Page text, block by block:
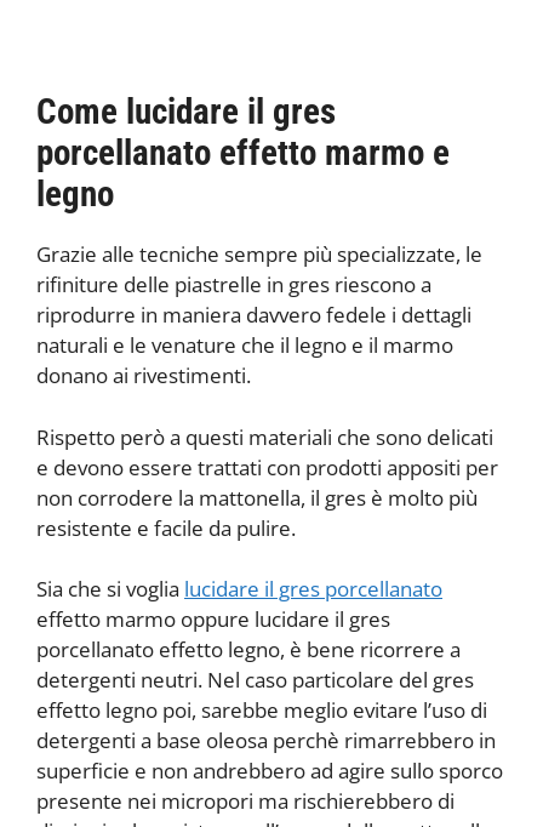
Come lucidare il gres
porcellanato effetto marmo e
legno
Grazie alle tecniche sempre più specializzate, le
rifiniture delle piastrelle in gres riescono a
riprodurre in maniera davvero fedele i dettagli
naturali e le venature che il legno e il marmo
donano ai rivestimenti.
Rispetto però a questi materiali che sono delicati
e devono essere trattati con prodotti appositi per
non corrodere la mattonella, il gres è molto più
resistente e facile da pulire.
Sia che si voglia lucidare il gres porcellanato
effetto marmo oppure lucidare il gres
porcellanato effetto legno, è bene ricorrere a
detergenti neutri. Nel caso particolare del gres
effetto legno poi, sarebbe meglio evitare l’uso di
detergenti a base oleosa perchè rimarrebbero in
superficie e non andrebbero ad agire sullo sporco
presente nei micropori ma rischierebbero di